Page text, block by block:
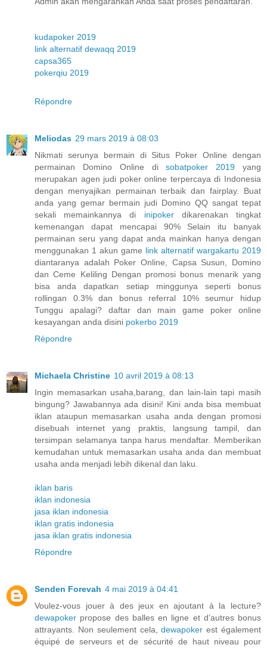
kudapoker 2019
link alternatif dewaqq 2019
capsa365
pokerqiu 2019
Répondre
Meliodas 29 mars 2019 à 08:03
Nikmati serunya bermain di Situs Poker Online dengan
permainan Domino Online disobatpoker 2019 yang
merupakan agen judi poker online terpercaya di Indonesia
dengan menyajikan permainan terbaik dan fairplay. Buat
anda yang gemar bermain judi Domino QQ sangat tepat
sekali memainkannya di inipokerdikarenakan tingkat
kemenangan dapat mencapai 90% Selain itu banyak
permainan seru yang dapat anda mainkan hanya dengan
menggunakan 1 akun game link alternatif wargakartu 2019
diantaranya adalah Poker Online, Capsa Susun, Domino
dan Ceme Keliling Dengan promosi bonus menarik yang
bisa anda dapatkan setiap minggunya seperti bonus
rollingan 0.3% dan bonus referral 10% seumur hidup
Tunggu apalagi? daftar dan main game poker online
kesayangan anda disini pokerbo 2019
Répondre
Michaela Christine 10 avril 2019 à 08:13
Ingin memasarkan usaha,barang, dan lain-lain tapi masih
bingung? Jawabannya ada disini! Kini anda bisa membuat
iklan ataupun memasarkan usaha anda dengan promosi
disebuah internet yang praktis, langsung tampil, dan
tersimpan selamanya tanpa harus mendaftar. Memberikan
kemudahan untuk memasarkan usaha anda dan membuat
usaha anda menjadi lebih dikenal dan laku.
iklan baris
iklan indonesia
jasa iklan indonesia
iklan gratis indonesia
jasa iklan gratis indonesia
Répondre
Senden Forevah 4 mai 2019 à 04:41
Voulez-vous jouer à des jeux en ajoutant à la lecture?
dewapoker propose des balles en ligne et d’autres bonus
attrayants. Non seulement cela,dewapoker est également
équipé de serveurs et de sécurité de haut niveau pour